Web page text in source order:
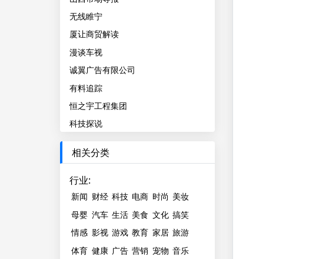
无线睢宁
厦让商贸解读
漫谈车视
诚翼广告有限公司
有料追踪
恒之宇工程集团
科技探说
相关分类
行业:
新闻 财经 科技 电商 时尚 美妆
母婴 汽车 生活 美食 文化 搞笑
情感 影视 游戏 教育 家居 旅游
体育 健康 广告 营销 宠物 音乐